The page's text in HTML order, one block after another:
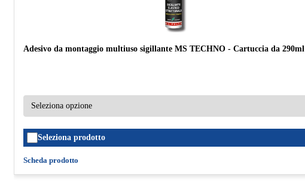
Adesivo da montaggio multiuso sigillante MS TECHNO - Cartuccia da 290ml
Seleziona prodotto
Scheda prodotto